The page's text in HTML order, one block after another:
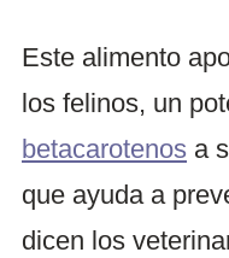
Este alimento
los felinos, un
betacarotenos a
que ayuda a
dicen los